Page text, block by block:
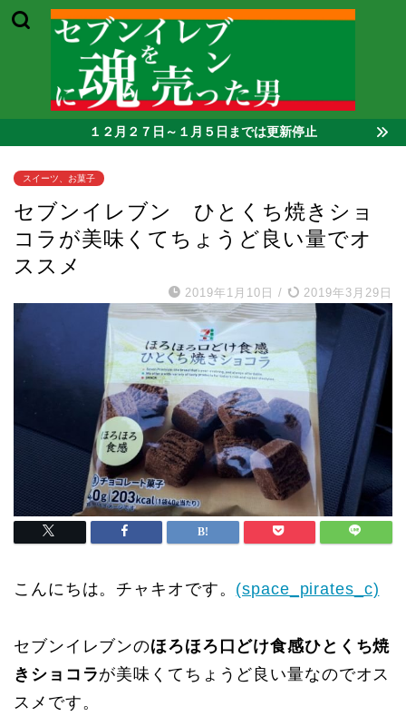
１２月２７日～１月５日までは更新停止
スイーツ、お菓子
セブンイレブン ひとくち焼きショ
コラが美味くてちょうど良い量でオ
ススメ
2019年1月10日 / 2019年3月29日
こんにちは。チャキオです。 (space_pirates_c)
セブンイレブンのほろほろ口どけ食感ひとくち焼
きショコラが美味くてちょうど良い量なのでオス
スメです。